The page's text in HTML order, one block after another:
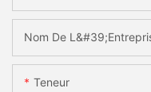
Nom De
Teneur